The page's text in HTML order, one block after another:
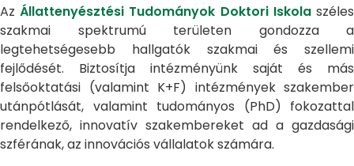
AzÁllattenyésztési Tudományok Doktori Iskolaszéles
szakmai spektrumú területen gondozza a
legtehetségesebb hallgatók szakmai és szellemi
fejlődését. Biztosítja intézményünk saját és más
felsőoktatási (valamint K+F) intézmények szakember
utánpótlását, valamint tudományos (PhD) fokozattal
rendelkező, innovatív szakembereket ad a gazdasági
szférának, az innovációs vállalatok számára.